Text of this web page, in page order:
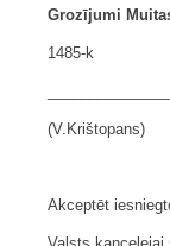
Grozījumi
1485-k
(V.Krištopans)
Akceptēt